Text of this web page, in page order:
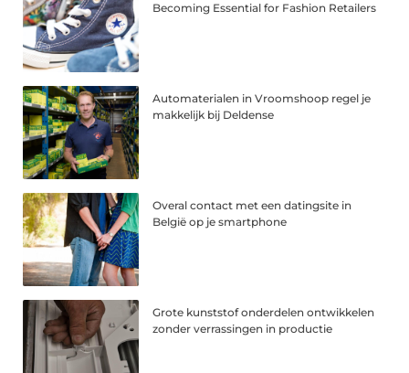
Becoming Essential for Fashion Retailers
Automaterialen in Vroomshoop regel je
makkelijk bij Deldense
Overal contact met een datingsite in
België op je smartphone
Grote kunststof onderdelen ontwikkelen
zonder verrassingen in productie